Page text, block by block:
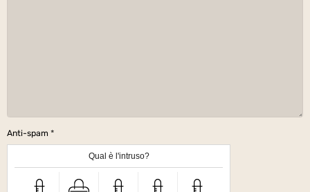
Anti-spam
Qual è l'intruso?